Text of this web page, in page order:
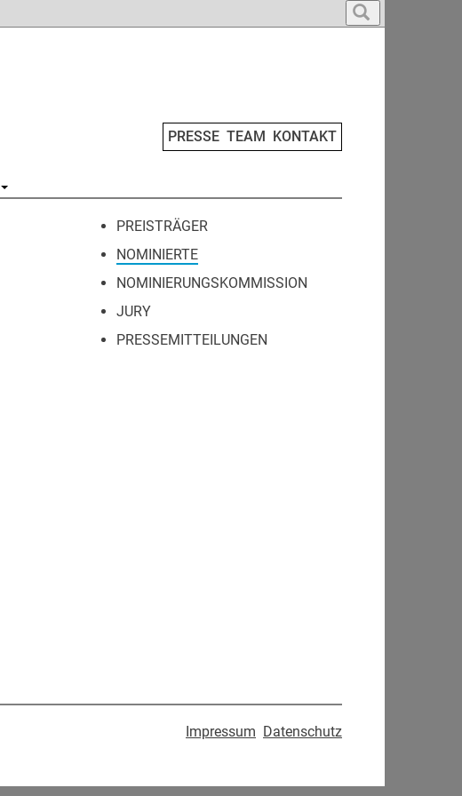
PRESSE TEAM KONTAKT
PREISTRÄGER
NOMINIERTE
NOMINIERUNGSKOMMISSION
JURY
PRESSEMITTEILUNGEN
Impressum Datenschutz